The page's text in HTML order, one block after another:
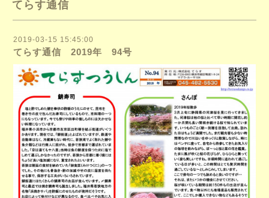
てらす通信
2019-03-15 15:45:00
てらす通信 2019年 94号